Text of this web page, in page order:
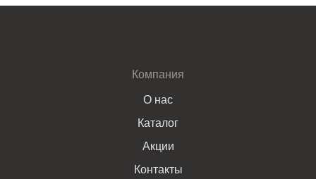
Компания
О нас
Каталог
Акции
Контакты